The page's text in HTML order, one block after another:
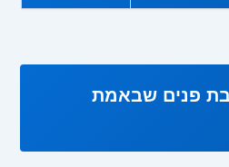
פנים שבאמת